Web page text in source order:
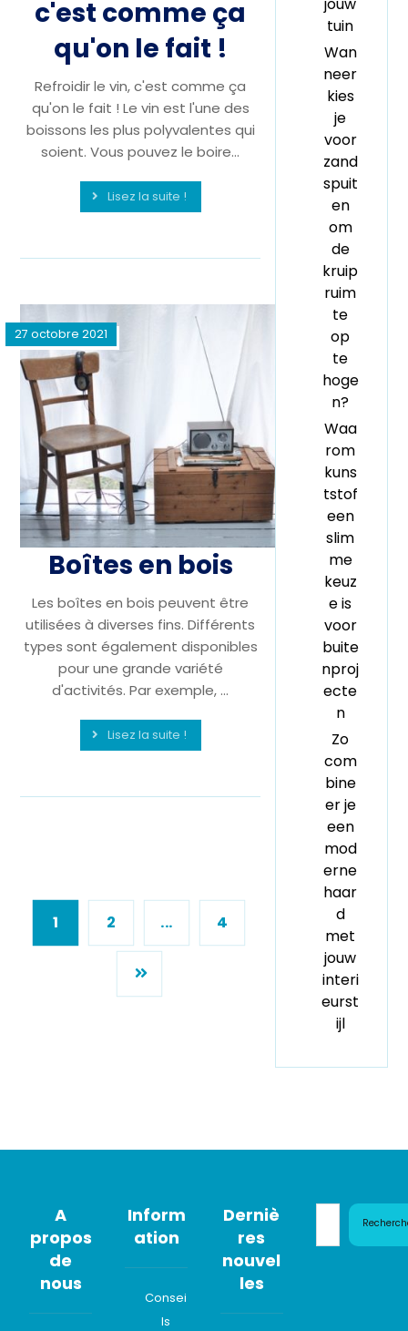
c'est comme ça
qu'on le fait !
Refroidir le vin, c'est comme ça
qu'on le fait ! Le vin est l'une des
boissons les plus polyvalentes qui
soient. Vous pouvez le boire...
Lisez la suite !
Boîtes en bois
27 octobre 2021
Les boîtes en bois peuvent être
utilisées à diverses fins. Différents
types sont également disponibles
pour une grande variété
d'activités. Par exemple, ...
Lisez la suite !
1 2 ... 4
tuin
Wan
neer
kies
je
voor
zand
spuit
en
om
de
kruip
ruim
te
op
te
hoge
n?
Waa
rom
kuns
tstof
een
slim
me
keuz
e is
voor
buite
nproj
ecte
n
Zo
com
bine
er je
een
mod
erne
haar
d
met
jouw
interi
eurst
ijl
A
propos
de
nous
Inform
ation
Consei
ls
Derniè
res
nouvel
les